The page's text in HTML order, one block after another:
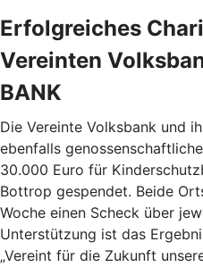
Erfolgreiches
Vereinten
BANK
Die Vereinte Volksbank und
ebenfalls
30.000 Euro für
Bottrop gespendet. Beide
Woche einen Scheck über
Unterstützung ist das
„Vereint für die Zukunft